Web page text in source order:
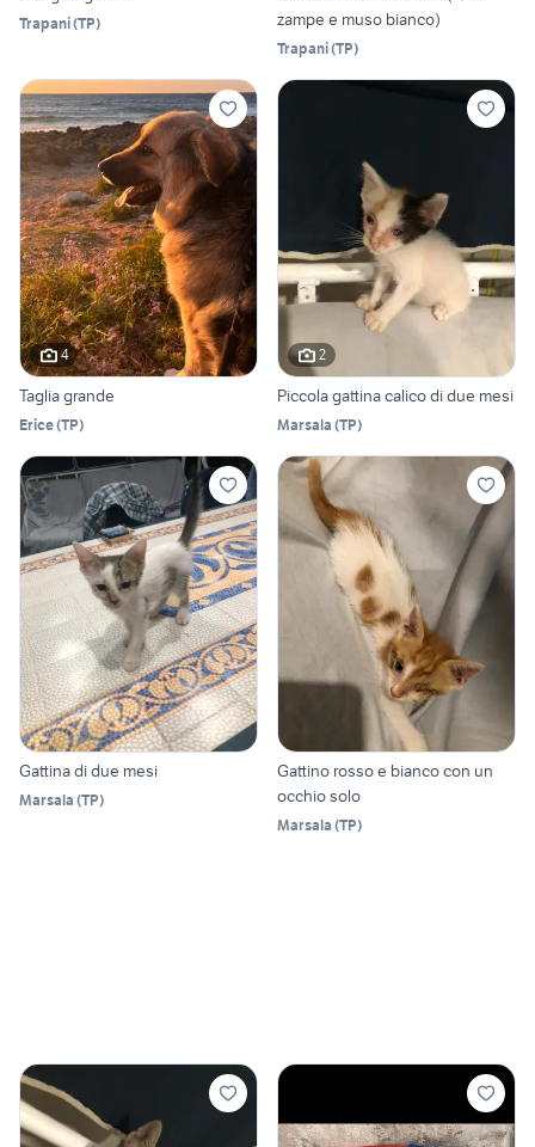
Trapani(TP)
zampe e muso bianco)
Trapani(TP)
4
Taglia grande
Erice(TP)
2
Piccola gattina calico di due mesi
Marsala (TP)
Gattina di due mesi
Marsala (TP)
Gattino rosso e bianco con un
occhio solo
Marsala (TP)